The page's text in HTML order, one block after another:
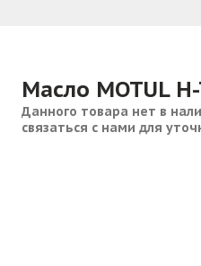
Масло MOTUL
Данного товара нет в
связаться с нами для